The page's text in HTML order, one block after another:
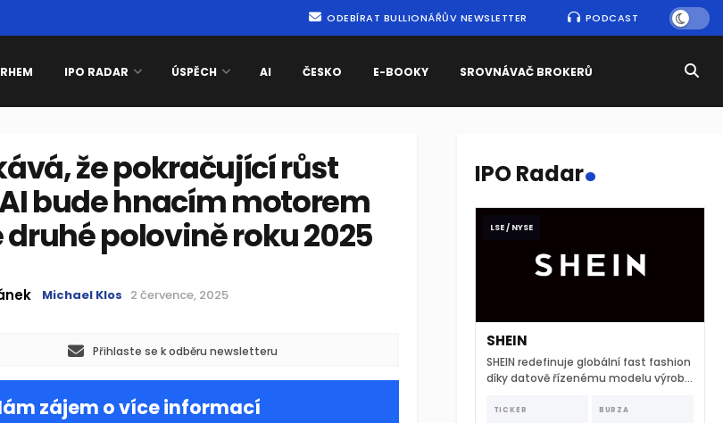
ODEBÍRAT BULLIONÁŘŮV NEWSLETTER PODCAST
IPO RADAR ÚSPĚCH AI ČESKO E-BOOKY SROVNÁVAČ BROKERŮ
že pokračující růst
bude hnacím motorem
polovině roku 2025
Michael Klos 2 července, 2025
Přihlaste se k odběru newsletteru
zájem o více informací
IPO Radar.
LSE / NYSE
SHEIN
SHEIN redefinuje globální fast fashion
díky datově řízenému modelu výroby
dodavatelskému řetězci.
TICKER BURZA